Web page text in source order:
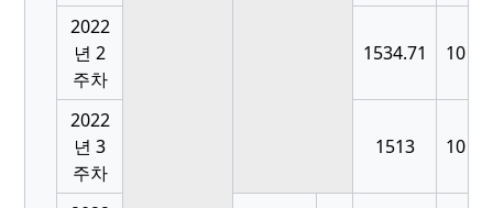
2022
년 2
주차
1534.71 10
2022
년 3
주차
1513 10